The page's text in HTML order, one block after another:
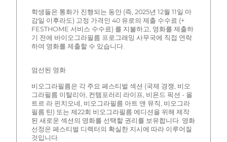
학생들은 통화가 진행되는 동안 (즉, 2025년 12월 11일 마
감일 이후라도) 고정 가격인 40 유로의 제출 수수료 (+
FESTHOME 서비스 수수료) 를 지불하고, 영화를 제출하
기 전에 바이오그라필름 프로그래밍 사무국에 직접 연락
하여 영화를 제출할 수 있습니다.
엄선된 영화
비오그라필름은 각 주요 페스티벌 섹션 (국제 경쟁, 비오
그라필름 이탈리아, 컨템포러리 라이프, 비욘드 픽션 - 올
트르 라 핀치오네, 비오그라필름 아트 앤 뮤직, 비오그라
필름 틴) 또는 제22회 비오그라필름 에디션을 위해 제작
된 새로운 섹션의 영화를 선택할 권리를 보유합니다. 영화
선정은 페스티벌 디렉터의 확실한 지시에 따라 이루어질
것입니다.